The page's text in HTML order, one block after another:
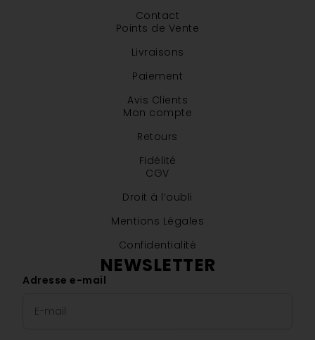
Contact
Points de Vente
Livraisons
Paiement
Avis Clients
Mon compte
Retours
Fidélité
CGV
Droit à l’oubli
Mentions Légales
Confidentialité
NEWSLETTER
Adresse e-mail